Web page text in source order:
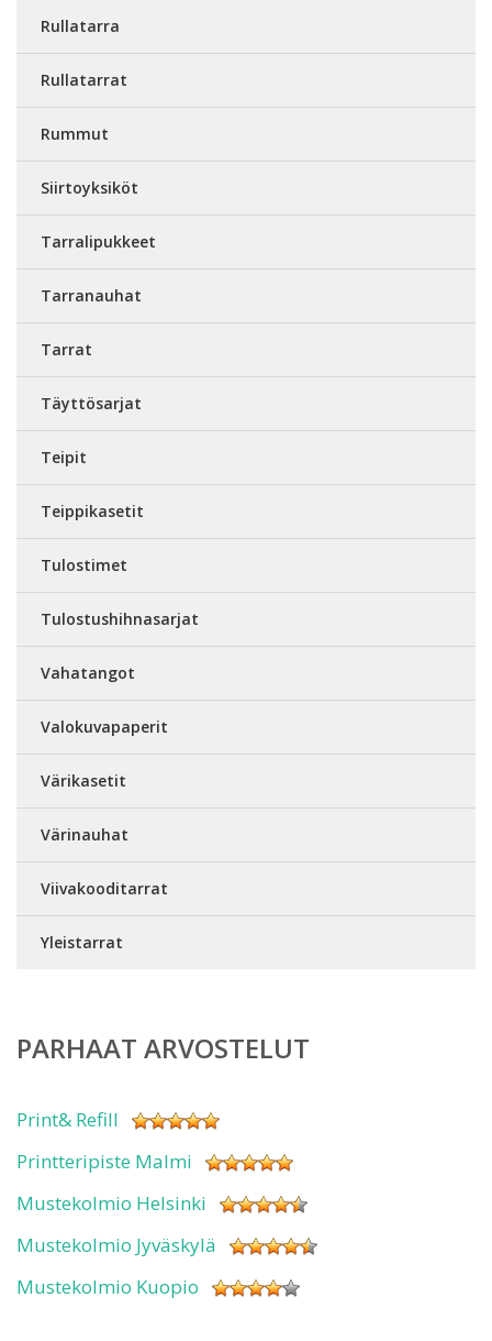
Rullatarra
Rullatarrat
Rummut
Siirtoyksiköt
Tarralipukkeet
Tarranauhat
Tarrat
Täyttösarjat
Teipit
Teippikasetit
Tulostimet
Tulostushihnasarjat
Vahatangot
Valokuvapaperit
Värikasetit
Värinauhat
Viivakooditarrat
Yleistarrat
PARHAAT ARVOSTELUT
Print& Refill
Printteripiste Malmi
Mustekolmio Helsinki
Mustekolmio Jyväskylä
Mustekolmio Kuopio